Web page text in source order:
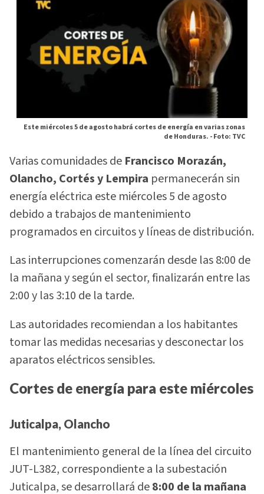
Este miércoles 5 de agosto habrá cortes de energía en varias zonas
de Honduras. -Foto: TVC
Varias comunidades de Francisco Morazán,
Olancho, Cortés y Lempira permanecerán sin
energía eléctrica este miércoles 5 de agosto
debido a trabajos de mantenimiento
programados en circuitos y líneas de distribución.
Las interrupciones comenzarán desde las 8:00 de
la mañana y según el sector, finalizarán entre las
2:00 y las 3:10 de la tarde.
Las autoridades recomiendan a los habitantes
tomar las medidas necesarias y desconectar los
aparatos eléctricos sensibles.
Cortes de energía para este miércoles
Juticalpa, Olancho
El mantenimiento general de la línea del circuito
JUT-L382, correspondiente a la subestación
Juticalpa, se desarrollará de8:00 de la mañana